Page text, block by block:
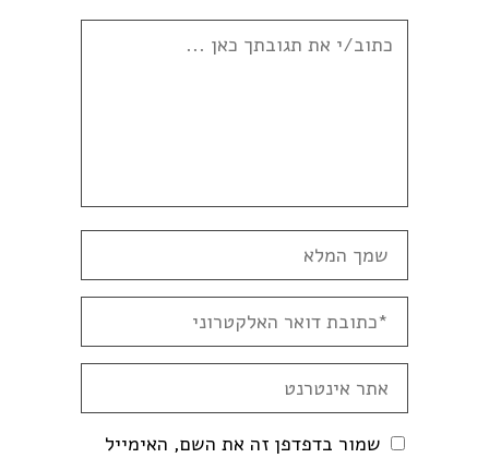
שמור בדפדפן זה את השם, האימייל